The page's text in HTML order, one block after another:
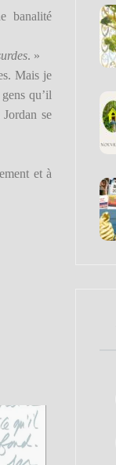
banalité
. »
Mais je
qu’il
se
et à